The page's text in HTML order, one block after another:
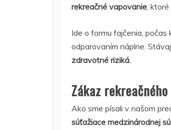
rekreačné vapovanie, ktoré
Ide o formu fajčenia,
odparovaním náplne.
zdravotné riziká.
Zákaz
Ako sme písali v našom
súťažiace medzinárodnej